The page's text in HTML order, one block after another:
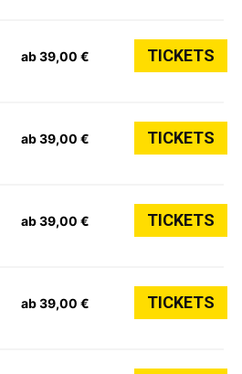
ab 39,00 € TICKETS
ab 39,00 € TICKETS
ab 39,00 € TICKETS
ab 39,00 € TICKETS